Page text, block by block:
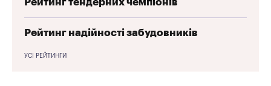
Рейтинг тендерних чемпіонів
Рейтинг надійності забудовників
УСІ РЕЙТИНГИ